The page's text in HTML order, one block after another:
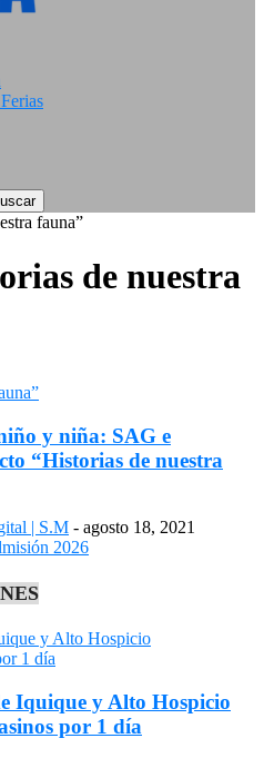
fauna”
de nuestra
y niña: SAG e
“Historias de nuestra
| S.M - agosto 18, 2021
Iquique y Alto Hospicio
por 1 día